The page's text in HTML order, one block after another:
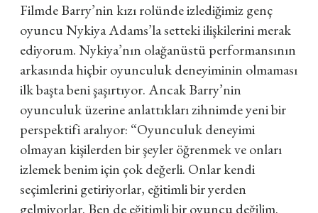
Filmde Barry’nin kızı rolünde izlediğimiz genç
oyuncu Nykiya Adams’la setteki ilişkilerini merak
ediyorum. Nykiya’nın olağanüstü performansının
arkasında hiçbir oyunculuk deneyiminin olmaması
ilk başta beni şaşırtıyor. Ancak Barry’nin
oyunculuk üzerine anlattıkları zihnimde yeni bir
perspektifi aralıyor: “Oyunculuk deneyimi
olmayan kişilerden bir şeyler öğrenmek ve onları
izlemek benim için çok değerli. Onlar kendi
seçimlerini getiriyorlar, eğitimli bir yerden
gelmiyorlar. Ben de eğitimli bir oyuncu değilim.